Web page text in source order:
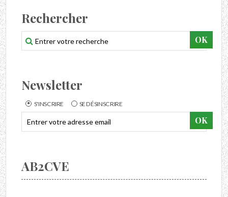
Rechercher
Newsletter
S'INSCRIRE SE DÉSINSCRIRE
AB2CVE